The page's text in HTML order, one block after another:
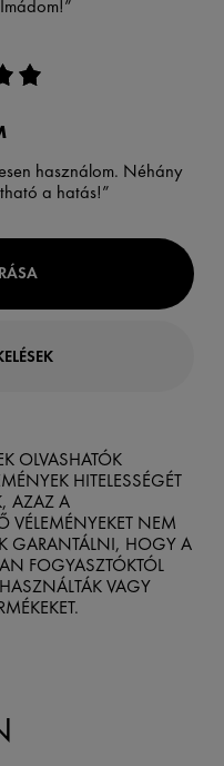
használom. Néhány
a hatás!”
OLVASHATÓK
HITELESSÉGÉT
AZAZ A
VÉLEMÉNYEKET NEM
GARANTÁLNI, HOGY A
FOGYASZTÓKTÓL
VAGY